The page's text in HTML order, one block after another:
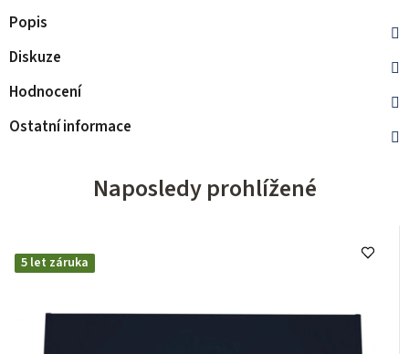
Popis
Diskuze
Hodnocení
Ostatní informace
Naposledy prohlížené
5 let záruka